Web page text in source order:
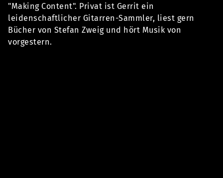
"Making Content". Privat ist Gerrit ein
leidenschaftlicher Gitarren-Sammler, liest gern
Bücher von Stefan Zweig und hört Musik von
vorgestern.